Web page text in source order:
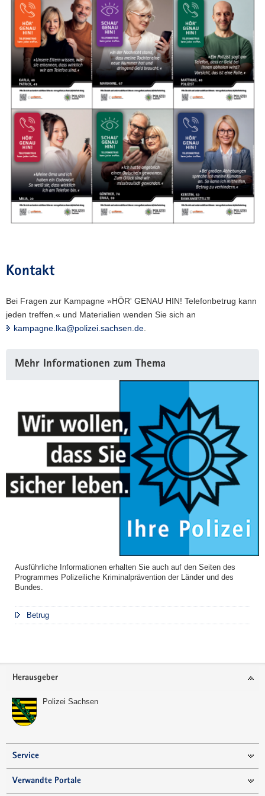
Kontakt
Bei Fragen zur Kampagne »HÖR' GENAU HIN! Telefonbetrug kann
jeden treffen.« und Materialien wenden Sie sich an
kampagne.lka@polizei.sachsen.de
Information
Mehr Informationen zum Thema
Ausführliche Informationen erhalten Sie auch auf den Seiten des
Programmes Polizeiliche Kriminalprävention der Länder und des
Bundes.
Betrug
Footer-
Herausgeber
Polizei Sachsen
Service
Verwandte Portale